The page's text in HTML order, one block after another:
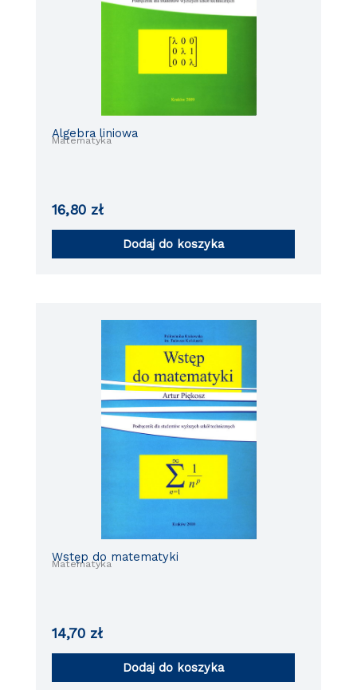
Matematyka
Algebra liniowa
16,80 zł
Dodaj do koszyka
Matematyka
Wstęp do matematyki
14,70 zł
Dodaj do koszyka